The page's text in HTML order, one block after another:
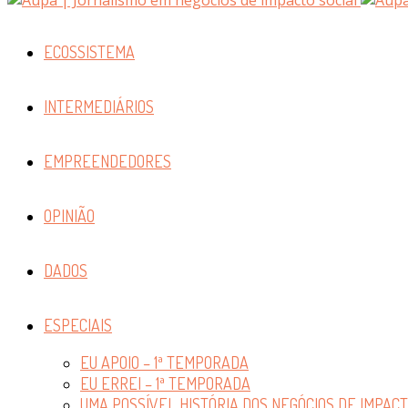
ECOSSISTEMA
INTERMEDIÁRIOS
EMPREENDEDORES
OPINIÃO
DADOS
ESPECIAIS
EU APOIO – 1ª TEMPORADA
EU ERREI – 1ª TEMPORADA